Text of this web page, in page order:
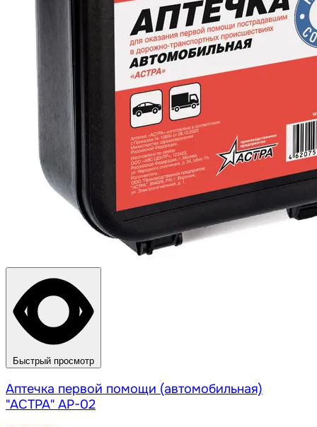
Быстрый просмотр
Аптечка первой помощи (автомобильная)
"АСТРА" AP-02